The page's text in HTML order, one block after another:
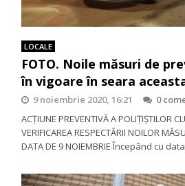
LOCALE
FOTO. Noile măsuri de
în vigoare în seara
9 noiembrie 2020, 16:21
0
ACȚIUNE PREVENTIVĂ A POLIȚIȘTILOR
VERIFICAREA RESPECTĂRII NOILOR
DATA DE 9 NOIEMBRIE Începând cu